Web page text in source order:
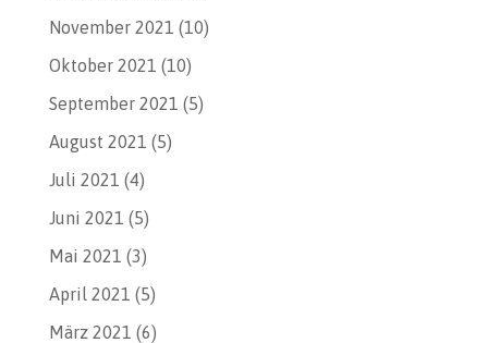
November 2021 (10)
Oktober 2021 (10)
September 2021 (5)
August 2021 (5)
Juli 2021 (4)
Juni 2021 (5)
Mai 2021 (3)
April 2021 (5)
März 2021 (6)